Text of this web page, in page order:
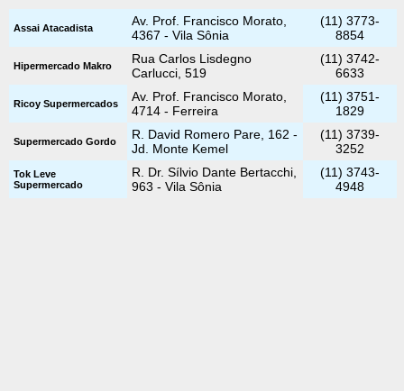
Assai Atacadista
Av. Prof. Francisco Morato,
4367 - Vila Sônia
(11) 3773-
8854
Hipermercado Makro
Rua Carlos Lisdegno
Carlucci, 519
(11) 3742-
6633
Ricoy Supermercados
Av. Prof. Francisco Morato,
4714 - Ferreira
(11) 3751-
1829
Supermercado Gordo
R. David Romero Pare, 162 -
Jd. Monte Kemel
(11) 3739-
3252
Tok Leve
Supermercado
R. Dr. Sílvio Dante Bertacchi,
963 - Vila Sônia
(11) 3743-
4948